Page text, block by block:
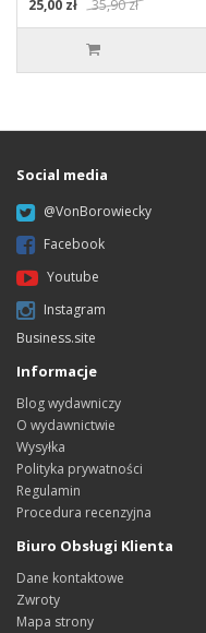
25,00 zł
35,90 zł
Social media
@VonBorowiecky
Facebook
Youtube
Instagram
Business.site
Informacje
Blog wydawniczy
O wydawnictwie
Wysyłka
Polityka prywatności
Regulamin
Procedura recenzyjna
Biuro Obsługi Klienta
Dane kontaktowe
Zwroty
Mapa strony